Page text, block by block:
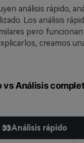
análisis rápido,
Los análisis
pero funcionan
creamos
vs Análisis
👀Análisis rápido